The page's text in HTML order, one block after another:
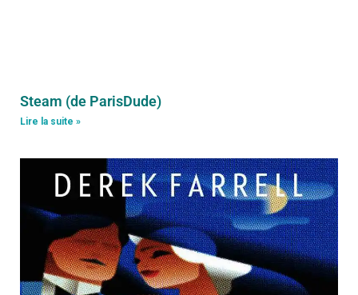
Steam (de ParisDude)
Lire la suite »